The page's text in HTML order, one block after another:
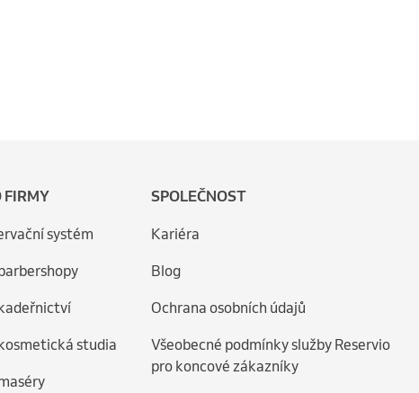
FIRMY
systém
studia
SPOLEČNOST
Kariéra
Blog
Ochrana osobních údajů
Všeobecné podmínky služby Reservio
pro koncové zákazníky